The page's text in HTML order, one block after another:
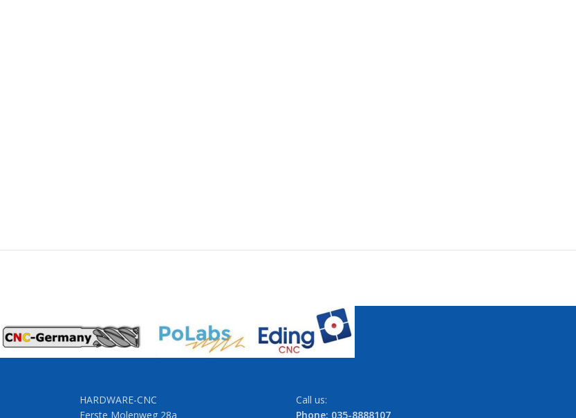
HARDWARE-CNC
Eerste Molenweg 28a
Call us:
Phone: 035-8888107